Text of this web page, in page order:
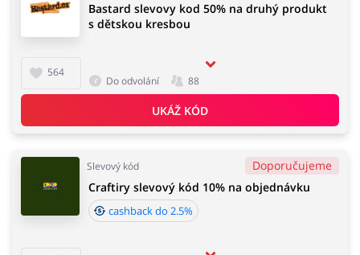
564
Bastard slevovy kod 50% na druhý produkt
s dětskou kresbou
Do odvolání 88
UKÁŽ KÓD
Slevový kód Doporučujeme
Craftiry slevový kód 10% na objednávku
cashback do 2.5%